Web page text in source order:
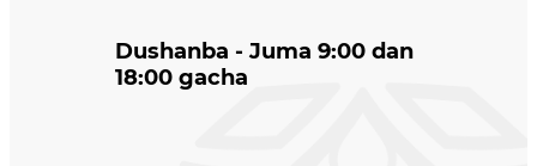
Dushanba - Juma 9:00 dan
18:00 gacha